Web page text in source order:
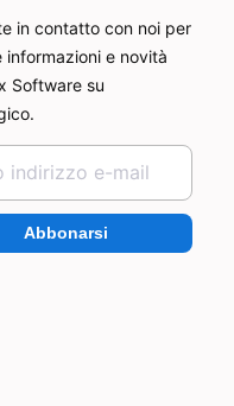
in contatto con noi per
informazioni e novità
Software su
Abbonarsi